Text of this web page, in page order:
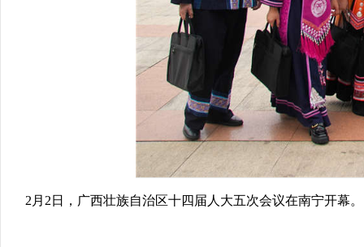
2月2日，广西壮族自治区十四届人大五次会议在南宁开幕